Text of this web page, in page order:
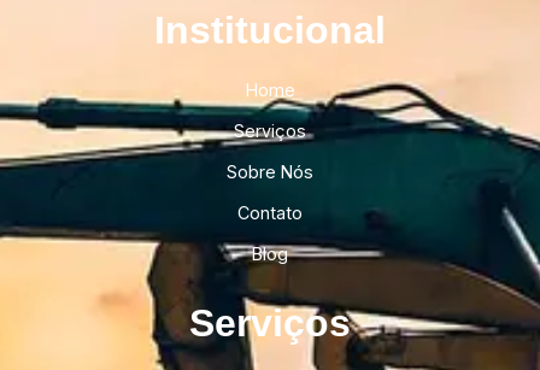
Institucional​
Home
Serviços
Sobre Nós
Contato
Blog
Serviços